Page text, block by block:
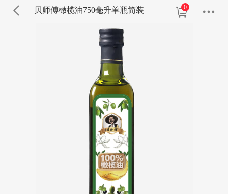
贝师傅橄榄油750毫升单瓶简装 0